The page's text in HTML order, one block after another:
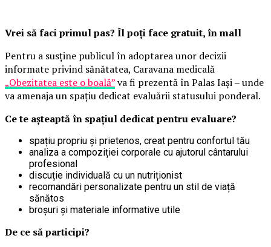
Vrei să faci primul pas? Îl poți face gratuit, în mall
Pentru a susține publicul în adoptarea unor decizii
informate privind sănătatea, Caravana medicală
„Obezitatea este o boală”va fi prezentă în Palas Iași – unde
va amenaja un spațiu dedicat evaluării statusului ponderal.
Ce te așteaptă în spațiul dedicat pentru evaluare?
spațiu propriu și prietenos, creat pentru confortul tău
analiza a compoziției corporale cu ajutorul cântarului
profesional
discuție individuală cu un nutriționist
recomandări personalizate pentru un stil de viață
sănătos
broșuri și materiale informative utile
De ce să participi?